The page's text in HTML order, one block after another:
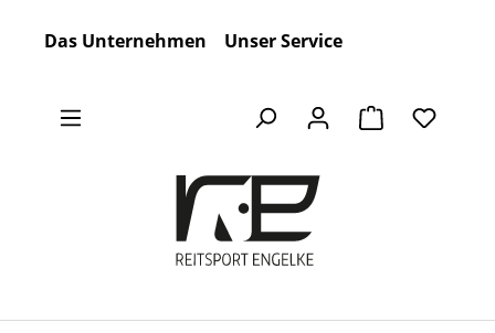
Das Unternehmen Unser Service
Warenkorb